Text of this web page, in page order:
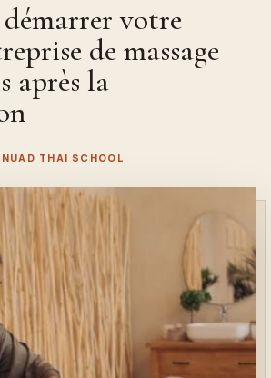
votre
de massage
après la
NUAD THAI SCHOOL